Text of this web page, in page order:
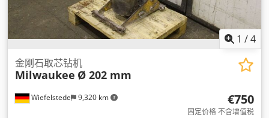
1 /4
Wiefelstede 9,320 km
金刚石取芯钻机
Milwaukee Ø 202 mm
€750
固定价格 不含增值税